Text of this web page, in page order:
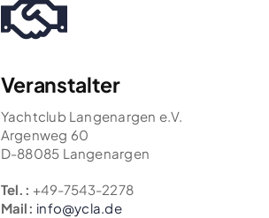
Veranstalter
Yachtclub Langenargen e.V.
Argenweg 60
D-88085 Langenargen
Tel.: +49-7543-2278
Mail: info@ycla.de